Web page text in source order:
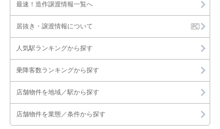
最速！造作譲渡情報一覧へ
居抜き・譲渡情報について
人気駅ランキングから探す
乗降客数ランキングから探す
店舗物件を地域／駅から探す
店舗物件を業態／条件から探す